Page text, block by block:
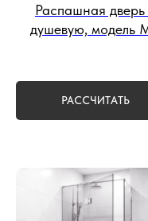
Распашная дверь
душевую, модель
РАССЧИТАТЬ